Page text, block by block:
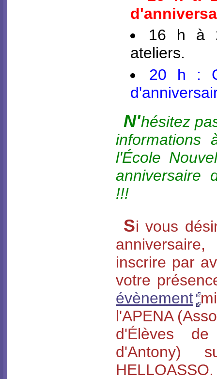
16 h à
ateliers.
20 h :
N'hésitez
informations
l'École
anniversaire
!!!
Si vous
inscrire par
votre
évènement
l'APENA
d'Élèves
HELLOASSO.